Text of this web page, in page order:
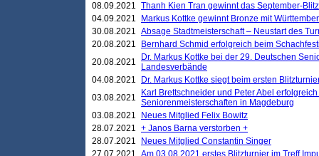
08.09.2021 Thanh Kien Tran gewinnt das September-
04.09.2021
Markus Kottke gewinnt Bronze mit
30.08.2021 Absage Stadtmeisterschaft – Neustart des
20.08.2021
Bernhard Schmid erfolgreich beim
20.08.2021
Dr. Markus Kottke bei der 29. Deutschen
Landesverbände
04.08.2021
Dr. Markus Kottke siegt beim ersten
03.08.2021
Karl Brettschneider und Peter Abel
Seniorenmeisterschaften in Magdeburg
03.08.2021
Neues Mitglied Felix Bowitz
28.07.2021 + Janos Barna verstorben +
28.07.2021
Neues Mitglied Constantin Singer
27.07.2021 Am 03.08.2021 erstes Blitzturnier im Treff